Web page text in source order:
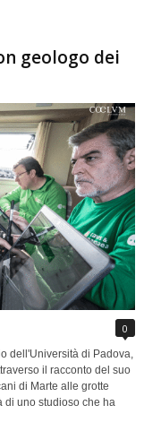
geologo dei
0
dell'Università di Padova,
il racconto del suo
di Marte alle grotte
di uno studioso che ha